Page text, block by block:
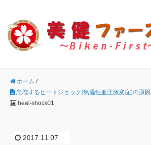
ホーム /
急増するヒートショック(気温性血圧激変症)の原因
heat-shock01
2017.11.07